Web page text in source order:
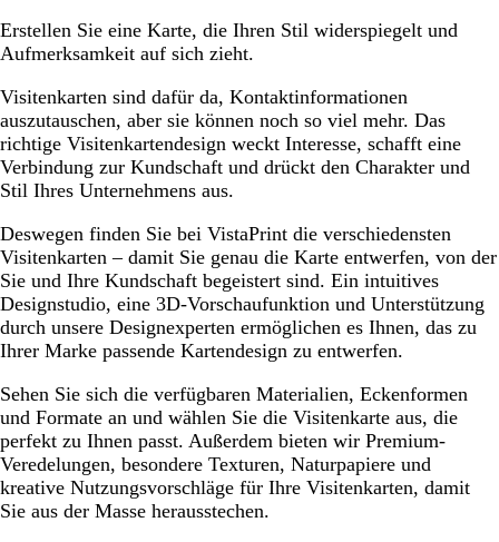
Erstellen Sie eine Karte, die Ihren Stil widerspiegelt und
Aufmerksamkeit auf sich zieht.
Visitenkarten sind dafür da, Kontaktinformationen
auszutauschen, aber sie können noch so viel mehr. Das
richtige Visitenkartendesign weckt Interesse, schafft eine
Verbindung zur Kundschaft und drückt den Charakter und
Stil Ihres Unternehmens aus.
Deswegen finden Sie bei VistaPrint die verschiedensten
Visitenkarten – damit Sie genau die Karte entwerfen, von der
Sie und Ihre Kundschaft begeistert sind. Ein intuitives
Designstudio, eine 3D-Vorschaufunktion und Unterstützung
durch unsere Designexperten ermöglichen es Ihnen, das zu
Ihrer Marke passende Kartendesign zu entwerfen.
Sehen Sie sich die verfügbaren Materialien, Eckenformen
und Formate an und wählen Sie die Visitenkarte aus, die
perfekt zu Ihnen passt. Außerdem bieten wir Premium-
Veredelungen, besondere Texturen, Naturpapiere und
kreative Nutzungsvorschläge für Ihre Visitenkarten, damit
Sie aus der Masse herausstechen.